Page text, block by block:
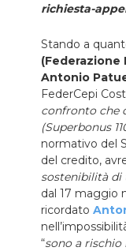
richiesta-
Stando a
(Federazione
Antonio
FederCepi
confronto che
(Superbonus
normativo del
del credito,
sostenibilità di
dal 17 maggio
ricordato
“sono a rischio